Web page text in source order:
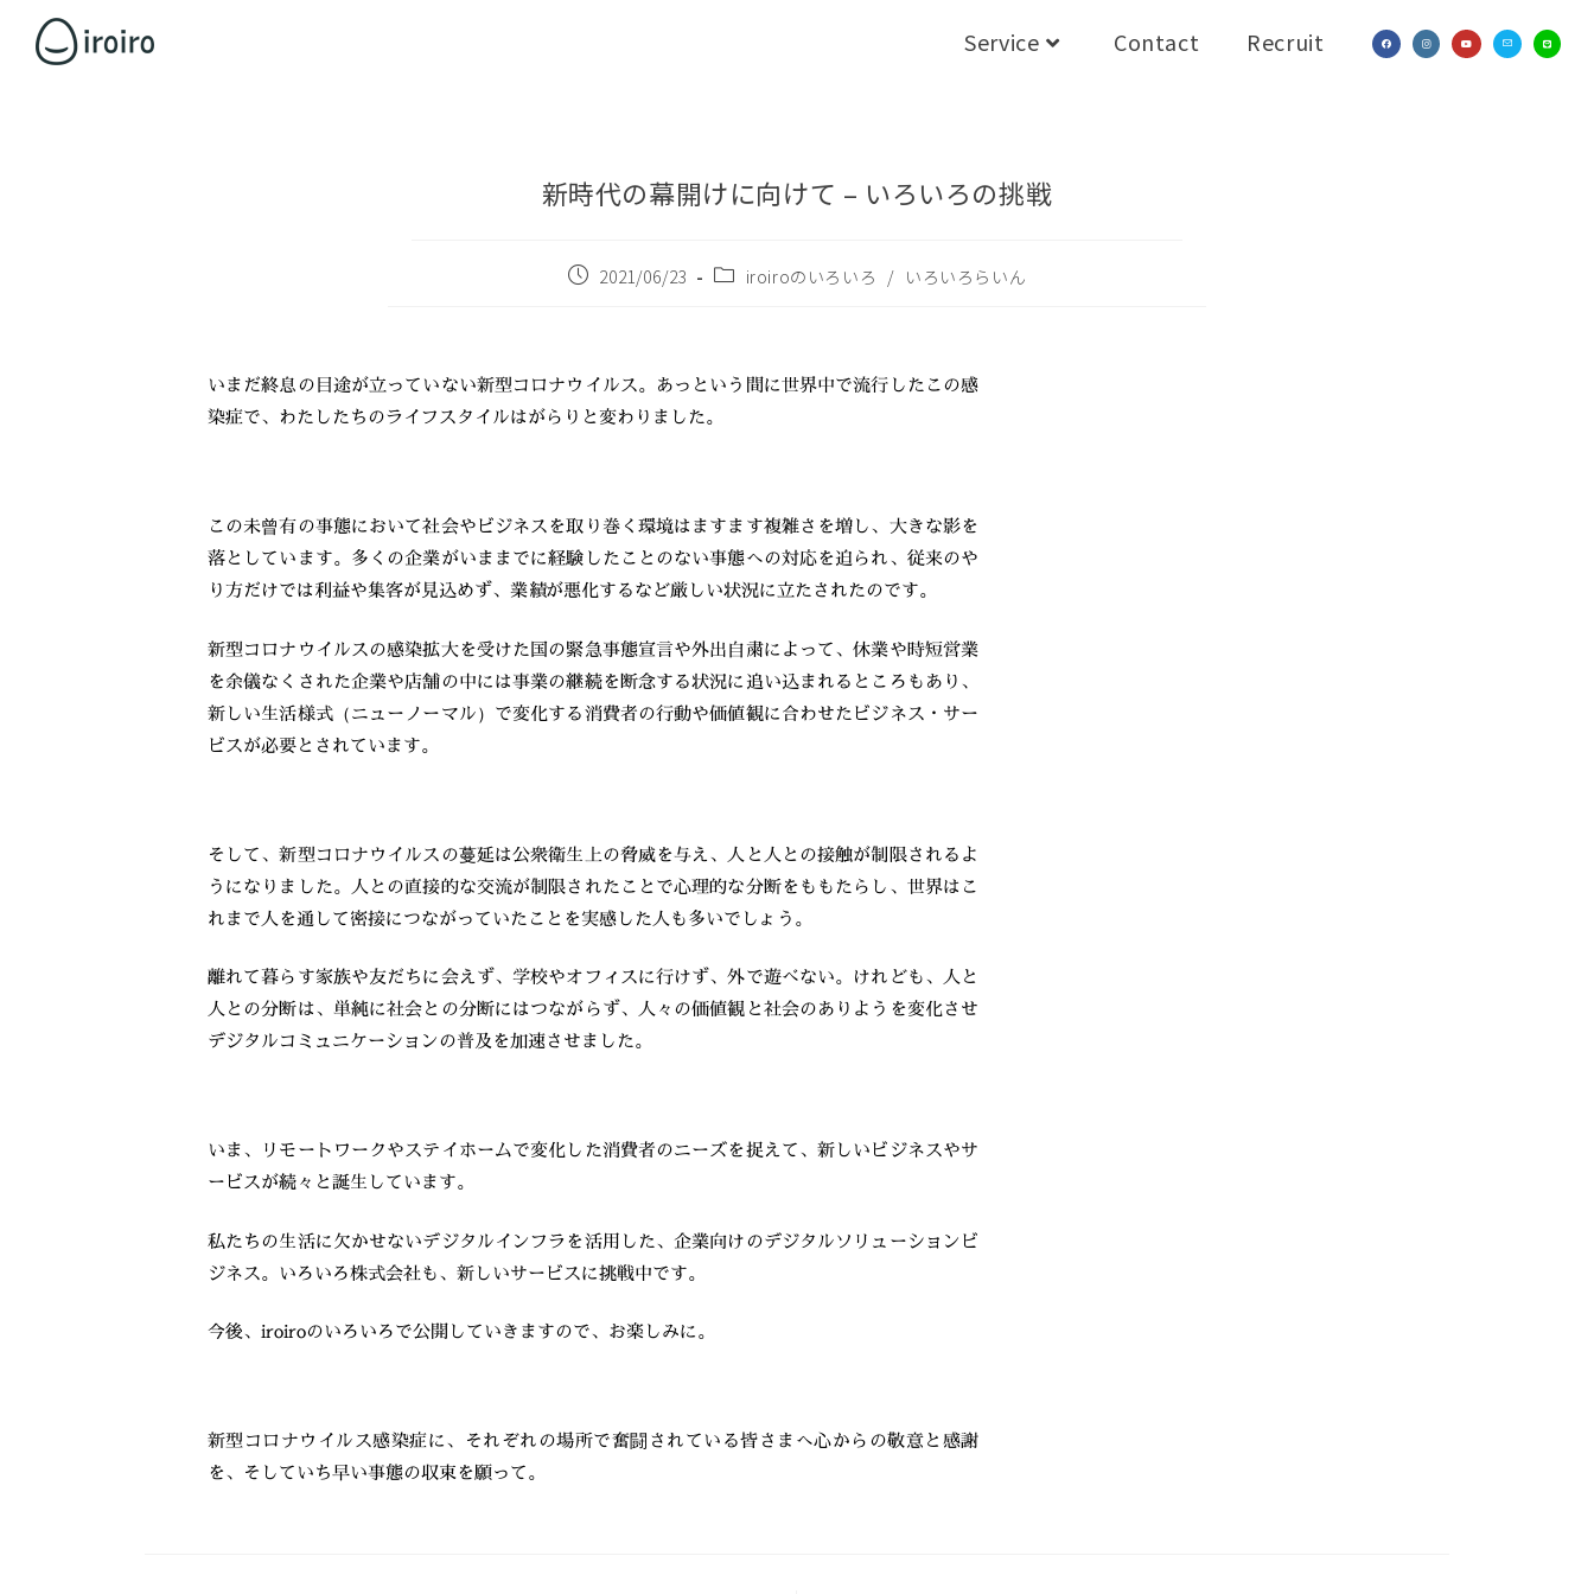
Service Contact Recruit
新時代の幕開けに向けて – いろいろの挑戦
2021/06/23 iroiroのいろいろ / いろいろらいん
いまだ終息の目途が立っていない新型コロナウイルス。あっという間に世界中で流行したこの感
染症で、わたしたちのライフスタイルはがらりと変わりました。
この未曾有の事態において社会やビジネスを取り巻く環境はますます複雑さを増し、大きな影を
落としています。多くの企業がいままでに経験したことのない事態への対応を迫られ、従来のや
り方だけでは利益や集客が見込めず、業績が悪化するなど厳しい状況に立たされたのです。
新型コロナウイルスの感染拡大を受けた国の緊急事態宣言や外出自粛によって、休業や時短営業
を余儀なくされた企業や店舗の中には事業の継続を断念する状況に追い込まれるところもあり、
新しい生活様式（ニューノーマル）で変化する消費者の行動や価値観に合わせたビジネス・サー
ビスが必要とされています。
そして、新型コロナウイルスの蔓延は公衆衛生上の脅威を与え、人と人との接触が制限されるよ
うになりました。人との直接的な交流が制限されたことで心理的な分断をももたらし、世界はこ
れまで人を通して密接につながっていたことを実感した人も多いでしょう。
離れて暮らす家族や友だちに会えず、学校やオフィスに行けず、外で遊べない。けれども、人と
人との分断は、単純に社会との分断にはつながらず、人々の価値観と社会のありようを変化させ
デジタルコミュニケーションの普及を加速させました。
いま、リモートワークやステイホームで変化した消費者のニーズを捉えて、新しいビジネスやサ
ービスが続々と誕生しています。
私たちの生活に欠かせないデジタルインフラを活用した、企業向けのデジタルソリューションビ
ジネス。いろいろ株式会社も、新しいサービスに挑戦中です。
今後、iroiroのいろいろで公開していきますので、お楽しみに。
新型コロナウイルス感染症に、それぞれの場所で奮闘されている皆さまへ心からの敬意と感謝
を、そしていち早い事態の収束を願って。